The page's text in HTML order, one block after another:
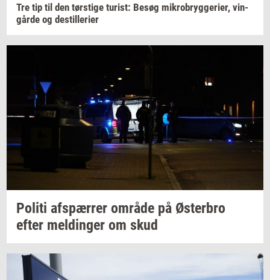
Tre tip til den tørsti­ge turist: Besøg mi­kro­bryg­ge­ri­er, vin­
går­de og destil­le­ri­er
Po­li­ti af­spær­rer om­rå­de på Øster­bro
efter mel­din­ger om skud